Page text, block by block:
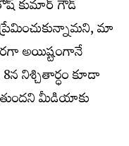
కుమార్ గౌడ్
మా
అయిష్టంగానే
నిశ్చితార్ధం కూడా
మీడియాకు